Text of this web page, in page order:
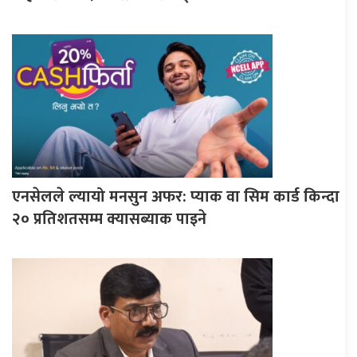
एनसेलले ल्यायो मनसुन अफर: प्याक वा सिम कार्ड किन्दा
२० प्रतिशतसम्म क्यासब्याक पाइने